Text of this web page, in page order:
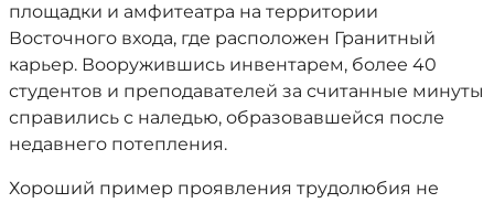
площадки и амфитеатра на территории
Восточного входа, где расположен Гранитный
карьер. Вооружившись инвентарем, более 40
студентов и преподавателей за считанные минуты
справились с наледью, образовавшейся после
недавнего потепления.
Хороший пример проявления трудолюбия не